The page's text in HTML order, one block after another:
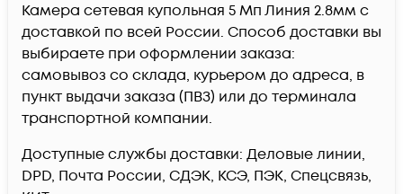
Камера сетевая купольная 5 Мп Линия 2.8мм c
доставкой по всей России. Способ доставки вы
выбираете при оформлении заказа:
самовывоз со склада, курьером до адреса, в
пункт выдачи заказа (ПВЗ) или до терминала
транспортной компании.
Доступные службы доставки: Деловые линии,
DPD, Почта России, СДЭК, КСЭ, ПЭК, Спецсвязь,